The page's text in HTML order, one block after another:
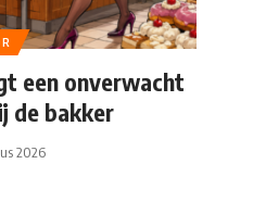
een onverwacht
de bakker
2026